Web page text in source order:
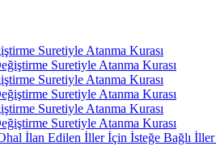
Suretiyle Atanma Kurası
Suretiyle Atanma Kurası
Suretiyle Atanma Kurası
Suretiyle Atanma Kurası
Suretiyle Atanma Kurası
Suretiyle Atanma Kurası
İlan Edilen İller İçin İsteğe Bağlı